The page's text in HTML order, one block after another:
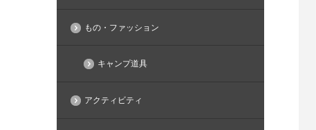
もの・ファッション
キャンプ道具
アクティビティ